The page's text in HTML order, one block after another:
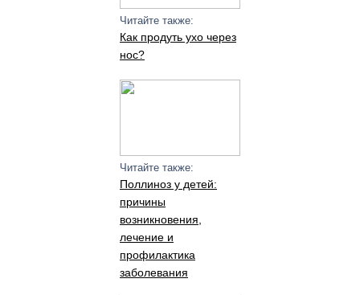
Читайте также:
Как продуть ухо через
нос?
Читайте также:
Поллиноз у детей:
причины
возникновения,
лечение и
профилактика
заболевания